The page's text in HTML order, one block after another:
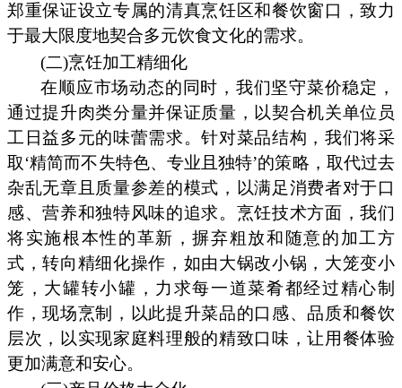
郑重保证设立专属的清真烹饪区和餐饮窗口，致力
于最大限度地契合多元饮食文化的需求。
(二)烹饪加工精细化
在顺应市场动态的同时，我们坚守菜价稳定，
通过提升肉类分量并保证质量，以契合机关单位员
工日益多元的味蕾需求。针对菜品结构，我们将采
取‘精简而不失特色、专业且独特’的策略，取代过去
杂乱无章且质量参差的模式，以满足消费者对于口
感、营养和独特风味的追求。烹饪技术方面，我们
将实施根本性的革新，摒弃粗放和随意的加工方
式，转向精细化操作，如由大锅改小锅，大笼变小
笼，大罐转小罐，力求每一道菜肴都经过精心制
作，现场烹制，以此提升菜品的口感、品质和餐饮
层次，以实现家庭料理般的精致口味，让用餐体验
更加满意和安心。